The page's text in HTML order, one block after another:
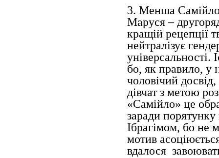
3. Менша
Маруся –
кращій рецепції
нейтралізує
універсальності.
бо, як правило, у
чоловічий
дівчат з метою
«Самійло» це
заради
Ібрагімом, бо не
мотив
вдалося